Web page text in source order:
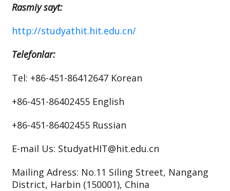
Rasmiy sayt:
http://studyathit.hit.edu.cn/
Telefonlar:
Tel: +86-451-86412647 Korean
+86-451-86402455 English
+86-451-86402455 Russian
E-mail Us: StudyatHIT@hit.edu.cn
Mailing Adress: No.11 Siling Street, Nangang
District, Harbin (150001), China